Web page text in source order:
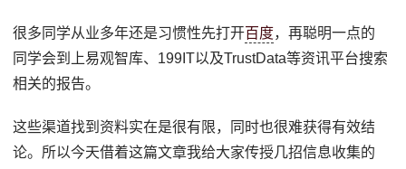
很多同学从业多年还是习惯性先打开百度，再聪明一点的
同学会到上易观智库、199IT以及TrustData等资讯平台搜索
相关的报告。
这些渠道找到资料实在是很有限，同时也很难获得有效结
论。所以今天借着这篇文章我给大家传授几招信息收集的